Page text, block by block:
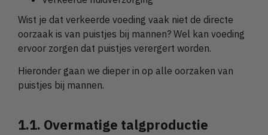
Wist je dat verkeerde voeding vaak niet de directe
oorzaak is van puistjes bij mannen? Wel kan voeding
ervoor zorgen dat puistjes verergert worden.
Hieronder gaan we dieper in op alle oorzaken van
puistjes bij mannen.
1.1. Overmatige talgproductie